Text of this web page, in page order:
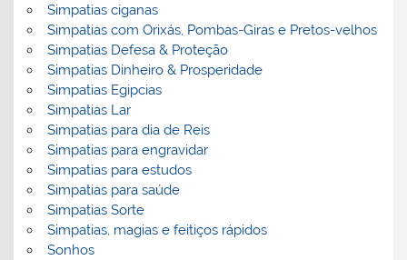
Simpatias ciganas
Simpatias com Orixás, Pombas-Giras e Pretos-velhos
Simpatias Defesa & Proteção
Simpatias Dinheiro & Prosperidade
Simpatias Egipcias
Simpatias Lar
Simpatias para dia de Reis
Simpatias para engravidar
Simpatias para estudos
Simpatias para saúde
Simpatias Sorte
Simpatias, magias e feitiços rápidos
Sonhos